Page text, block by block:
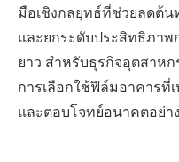
มือเชิงกลยุทธ์ที่ช่วยลดต้
และยกระดับประสิทธิภาพ
ยาว สำหรับธุรกิจอุตสาห
การเลือกใช้ฟิล์มอาคาร
และตอบโจทย์อนาคตอย่า